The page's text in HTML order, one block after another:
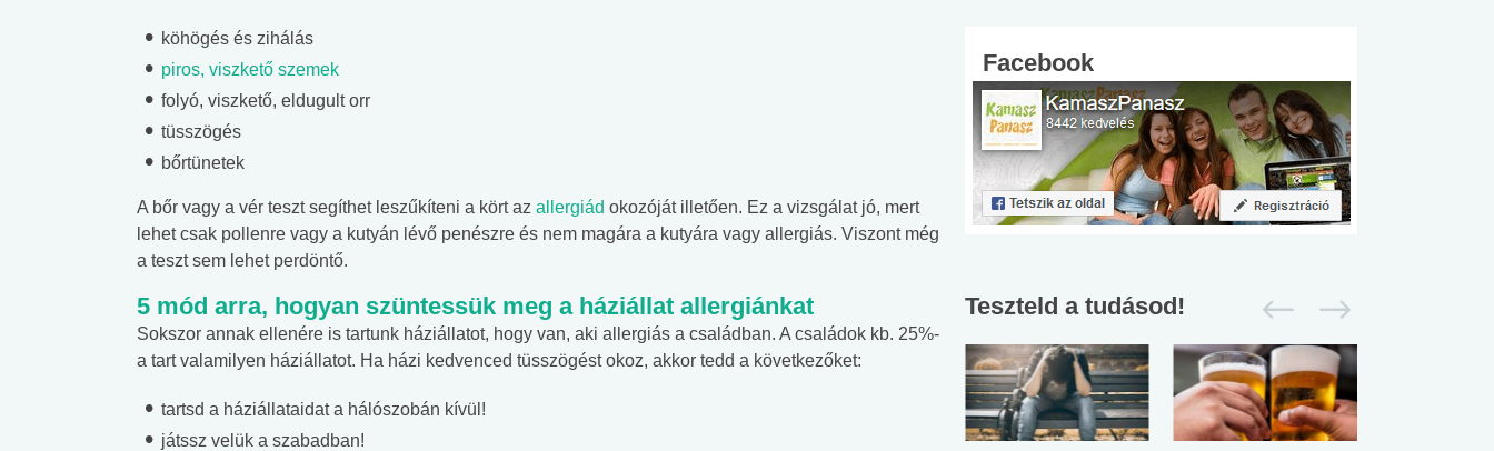
köhögés és zihálás
piros, viszkető szemek
folyó, viszkető, eldugult orr
tüsszögés
bőrtünetek
A bőr vagy a vér teszt segíthet leszűkíteni a kört az allergiád okozóját illetően. Ez a vizsgálat jó, mert
lehet csak pollenre vagy a kutyán lévő penészre és nem magára a kutyára vagy allergiás. Viszont még
a teszt sem lehet perdöntő.
5 mód arra, hogyan szüntessük meg a háziállat allergiánkat
Sokszor annak ellenére is tartunk háziállatot, hogy van, aki allergiás a családban. A családok kb. 25%-
a tart valamilyen háziállatot. Ha házi kedvenced tüsszögést okoz, akkor tedd a következőket:
tartsd a háziállataidat a hálószobán kívül!
játssz velük a szabadban!
Facebook
Teszteld a tudásod!